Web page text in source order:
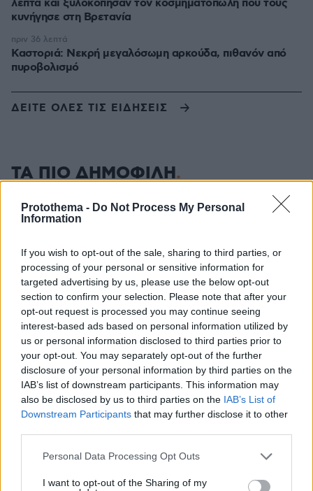
Protothema - Do Not Process My Personal
Information
If you wish to opt-out of the sale, sharing to third parties, or
processing of your personal or sensitive information for
targeted advertising by us, please use the below opt-out
section to confirm your selection. Please note that after your
opt-out request is processed you may continue seeing
interest-based ads based on personal information utilized by
us or personal information disclosed to third parties prior to
your opt-out. You may separately opt-out of the further
disclosure of your personal information by third parties on the
IAB’s list of downstream participants. This information may
also be disclosed by us to third parties on the IAB’s List of
Downstream Participants that may further disclose it to other
Please note that this website/app uses one or more Google
not limited to your visit or usage behaviour. You may click to
Personal Data Processing Opt Outs
I want to opt-out of the Sharing of my
κυνήγησε στη Βρετανία
Καστοριά: Νεκρή μεγαλόσωμη αρκούδα, πιθανόν από
πυροβολισμό
πριν 36 λεπτά
ΔΕΙΤΕ ΟΛΕΣ ΤΙΣ ΕΙΔΗΣΕΙΣ
ΤΑ ΠΙΟ ΔΗΜΟΦΙΛΗ